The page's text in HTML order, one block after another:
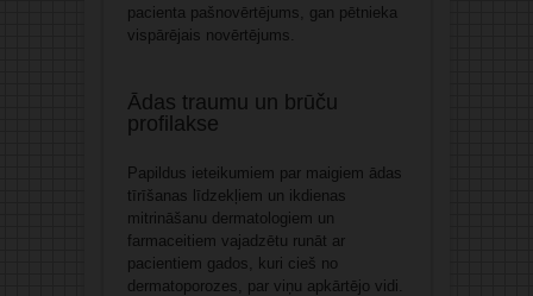
pacienta pašnovērtējums, gan pētnieka
vispārējais novērtējums.
Ādas traumu un brūču
profilakse
Papildus ieteikumiem par maigiem ādas
tīrīšanas līdzekļiem un ikdienas
mitrināšanu dermatologiem un
farmaceitiem vajadzētu runāt ar
pacientiem gados, kuri cieš no
dermatoporozes, par viņu apkārtējo vidi.